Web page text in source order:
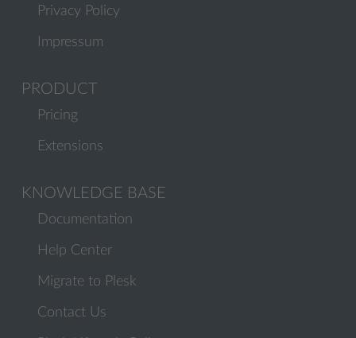
Privacy Policy
Impressum
PRODUCT
Pricing
Extensions
KNOWLEDGE BASE
Documentation
Help Center
Migrate to Plesk
Contact Us